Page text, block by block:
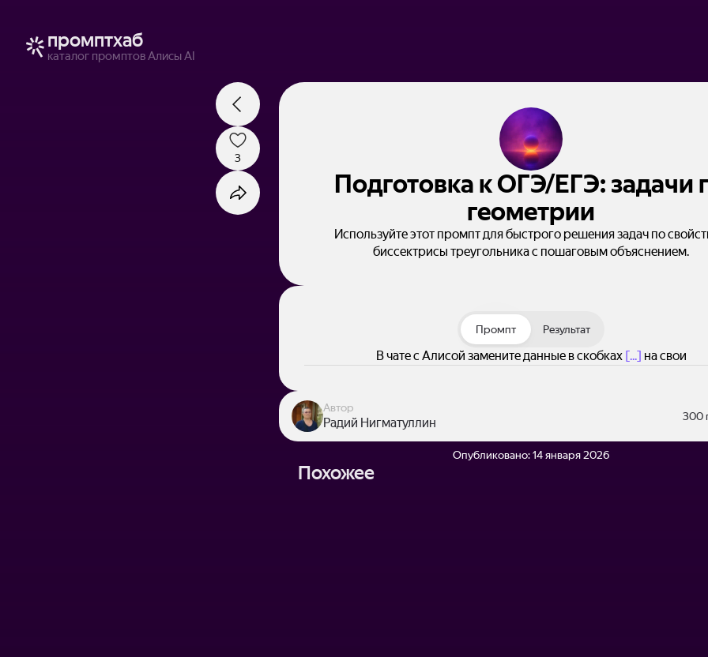
промптхаб
каталог промптов Алисы AI
Подготовка к ОГЭ/ЕГЭ: задачи
геометрии
Используйте этот промпт для быстрого решения задач по
биссектрисы треугольника с пошаговым объяснением.
3
Промпт Результат
В чате с Алисой замените данные в скобках [...] на свои
Автор
Радий Нигматуллин 300
Опубликовано:14 января 2026
Похожее